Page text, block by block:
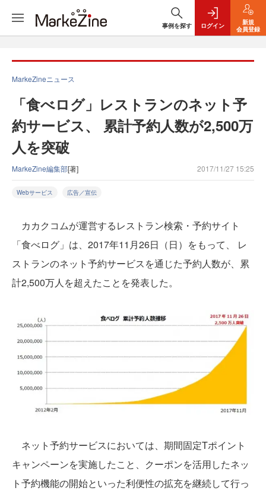
事例を探す ログイン
新規
会員登録
MarkeZineニュース
「食べログ」レストランのネット予
約サービス、 累計予約人数が2,500万
人を突破
MarkeZine編集部[著] 2017/11/27 15:25
Webサービス 広告／宣伝
カカクコムが運営するレストラン検索・予約サイト
「食べログ」は、2017年11月26日（日）をもって、 レ
ストランのネット予約サービスを通じた予約人数が、累
計2,500万人を超えたことを発表した。
ネット予約サービスにおいては、期間固定Tポイント
キャンペーンを実施したこと、クーポンを活用したネッ
ト予約機能の開始といった利便性の拡充を継続して行っ